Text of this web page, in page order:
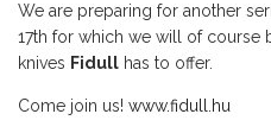
We are preparing for another
17th for which we will of course
knives Fidull has to offer.
Come join us! www.fidull.hu